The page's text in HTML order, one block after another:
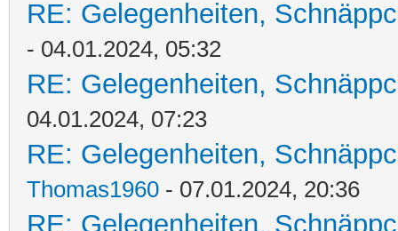
RE: Gelegenheiten,
- 04.01.2024, 05:32
RE: Gelegenheiten,
04.01.2024, 07:23
RE: Gelegenheiten,
Thomas1960 - 07.01.2024, 20:36
RE: Gelegenheiten,